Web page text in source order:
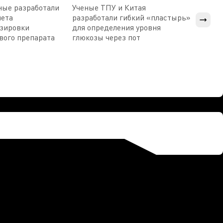
разработали
препарата
Ученые ТПУ и Китая
разработали гибкий «пластырь»
для определения уровня
глюкозы через пот